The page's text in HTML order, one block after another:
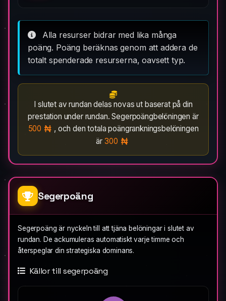
Alla resurser bidrar med lika många
poäng. Poäng beräknas genom att addera de
totalt spenderade resurserna, oavsett typ.
I slutet av rundan delas novas ut baserat på din
prestation under rundan. Segerpoängbelöningen är
500
, och den totala poängrankningsbelöningen
är 300
Segerpoäng
Segerpoäng är nyckeln till att tjäna belöningar i slutet av
rundan. De ackumuleras automatiskt varje timme och
återspeglar din strategiska dominans.
Källor till segerpoäng